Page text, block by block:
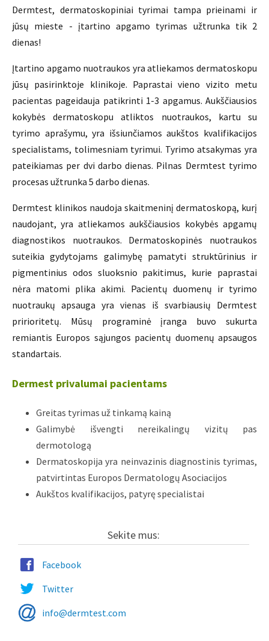
Dermtest, dermatoskopiniai tyrimai tampa prieinami ir
jūsų mieste - įtartino apgamo tyrimas užtrunka tik 2
dienas!
Įtartino apgamo nuotraukos yra atliekamos dermatoskopu
jūsų pasirinktoje klinikoje. Paprastai vieno vizito metu
pacientas pageidauja patikrinti 1-3 apgamus. Aukščiausios
kokybės dermatoskopu atliktos nuotraukos, kartu su
tyrimo aprašymu, yra išsiunčiamos aukštos kvalifikacijos
specialistams, tolimesniam tyrimui. Tyrimo atsakymas yra
pateikiamas per dvi darbo dienas. Pilnas Dermtest tyrimo
procesas užtrunka 5 darbo dienas.
Dermtest klinikos naudoja skaitmeninį dermatoskopą, kurį
naudojant, yra atliekamos aukščiausios kokybės apgamų
diagnostikos nuotraukos. Dermatoskopinės nuotraukos
suteikia gydytojams galimybę pamatyti struktūrinius ir
pigmentinius odos sluoksnio pakitimus, kurie paprastai
nėra matomi plika akimi. Pacientų duomenų ir tyrimo
nuotraukų apsauga yra vienas iš svarbiausių Dermtest
pririoritetų. Mūsų programinė įranga buvo sukurta
remiantis Europos sąjungos pacientų duomenų apsaugos
standartais.
Dermest privalumai pacientams
Greitas tyrimas už tinkamą kainą
Galimybė išvengti nereikalingų vizitų pas
dermotologą
Dermatoskopija yra neinvazinis diagnostinis tyrimas,
patvirtintas Europos Dermatologų Asociacijos
Aukštos kvalifikacijos, patyrę specialistai
Sekite mus:
Facebook
Twitter
info@dermtest.com